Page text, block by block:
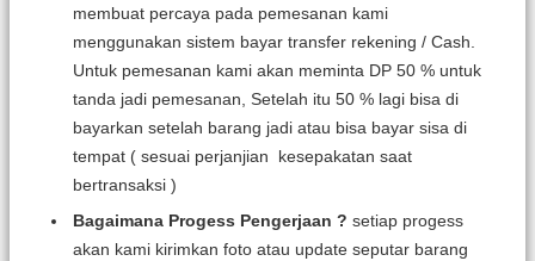
membuat percaya pada pemesanan kami
menggunakan sistem bayar transfer rekening / Cash.
Untuk pemesanan kami akan meminta DP 50 % untuk
tanda jadi pemesanan, Setelah itu 50 % lagi bisa di
bayarkan setelah barang jadi atau bisa bayar sisa di
tempat ( sesuai perjanjian kesepakatan saat
bertransaksi )
Bagaimana Progess Pengerjaan ? setiap progess
akan kami kirimkan foto atau update seputar barang